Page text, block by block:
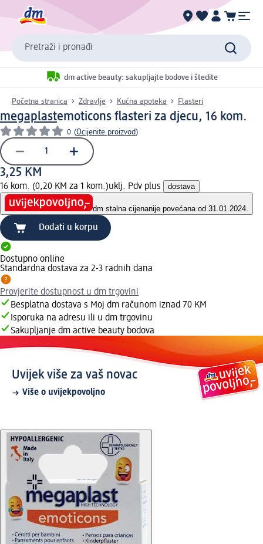
Pretraži i pronađi
dm active beauty: sakupljajte bodove i štedite
Početna stranica Zdravlje Kućna apoteka Flasteri
megaplastemoticons flasteri za djecu, 16 kom.
0 (Ocijenite proizvod)
3,25 KM
16 kom. (0,20 KM za 1 kom.)uklj. Pdv plus dostava
dm stalna cijenanije povećana od 31.01.2024.
Dodati u korpu
Dostupno online
Standardna dostava za 2-3 radnih dana
Provjerite dostupnost u dm trgovini
Besplatna dostava s Moj dm računom iznad 70 KM
Isporuka na adresu ili u dm trgovinu
Sakupljanje dm active beauty bodova
Uvijek više za vaš novac
Više o uvijekpovoljno